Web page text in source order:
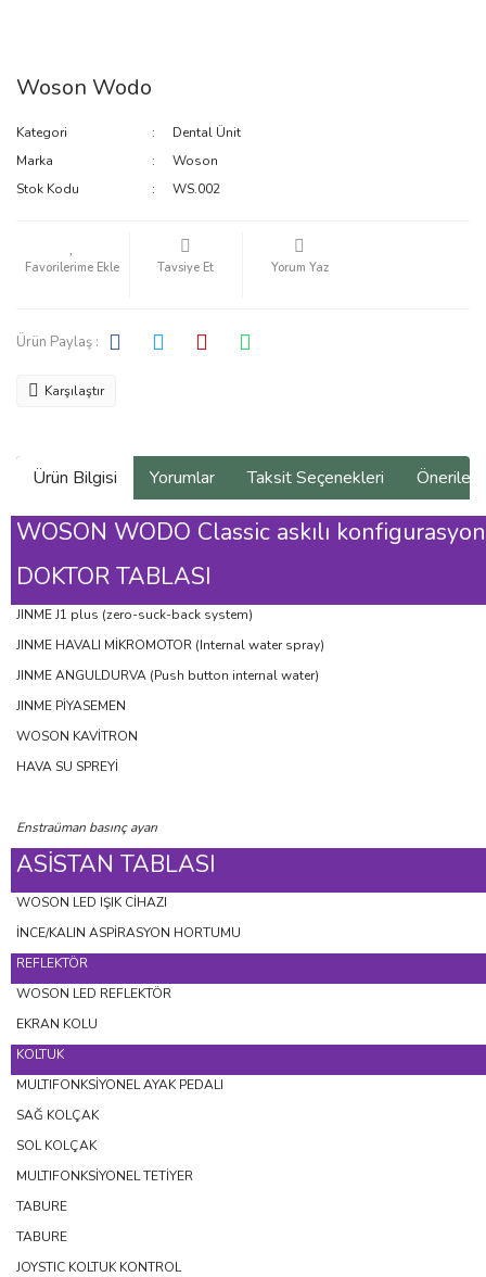
Woson Wodo
Kategori
Dental Ünit
Marka
Woson
Stok Kodu
WS.002
Tavsiye Et Yorum Yaz
Ürün Paylaş :
Karşılaştır
Ürün Bilgisi Yorumlar Taksit Seçenekleri
WOSON WODO Classic askılı konfigurasyon
DOKTOR TABLASI
JINME J1 plus (zero-suck-back system)
JINME HAVALI MİKROMOTOR (Internal water spray)
JINME ANGULDURVA (Push button internal water)
JINME PİYASEMEN
WOSON KAVİTRON
HAVA SU SPREYİ
Enstraüman basınç ayarı
ASİSTAN TABLASI
WOSON LED IŞIK CİHAZI
İNCE/KALIN ASPİRASYON HORTUMU
REFLEKTÖR
WOSON LED REFLEKTÖR
EKRAN KOLU
KOLTUK
MULTIFONKSİYONEL AYAK PEDALI
SAĞ KOLÇAK
SOL KOLÇAK
MULTIFONKSİYONEL TETİYER
TABURE
TABURE
JOYSTIC KOLTUK KONTROL